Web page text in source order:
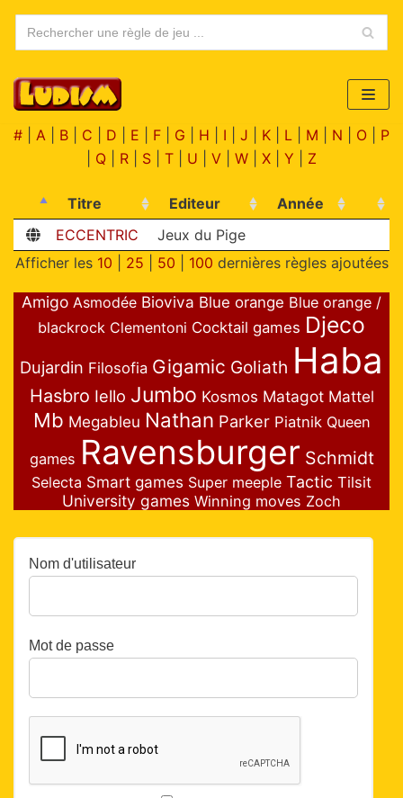
Aller
au
contenu
# A B C D E F G H I J K L M N O
P
Q R S T U V W X Y Z
Titre Editeur
Année
ECCENTRIC
Jeux du Pige
Afficher les 10 25 50 100 dernières règles ajoutées
Amigo Asmodée Bioviva Blue orange Blue orange /
blackrock Clementoni Cocktail games Djeco
Dujardin Filosofia Gigamic Goliath Haba
Hasbro Iello Jumbo Kosmos Matagot Mattel
Mb Megableu Nathan Parker Piatnik Queen
games Ravensburger Schmidt
Selecta Smart games Super meeple Tactic Tilsit
University games Winning moves Zoch
Nom d'utilisateur
Mot de passe